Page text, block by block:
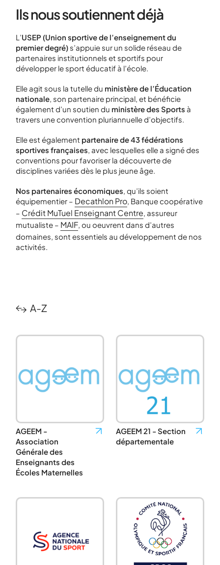
Ils nous soutiennent déjà
L’USEP (Union sportive de l’enseignement du
premier degré)s’appuie sur un solide réseau de
partenaires institutionnels et sportifs pour
développer le sport éducatif à l’école.
Elle agit sous la tutelle du ministère de l’Éducation
nationale, son partenaire principal, et bénéficie
également d’un soutien du ministère des Sports à
travers une convention pluriannuelle d’objectifs.
Elle est également partenaire de 43 fédérations
sportives françaises, avec lesquelles elle a signé des
conventions pour favoriser la découverte de
disciplines variées dès le plus jeune âge.
Nos partenaires économiques, qu’ils soient
équipementier – Decathlon Pro, Banque coopérative
– Crédit MuTuel Enseignant Centre, assureur
mutualiste – MAIF, ou oeuvrent dans d’autres
domaines, sont essentiels au développement de nos
activités.
A-Z
AGEEM -
Association
Générale des
Enseignants des
Écoles Maternelles
AGEEM 21 - Section
départementale